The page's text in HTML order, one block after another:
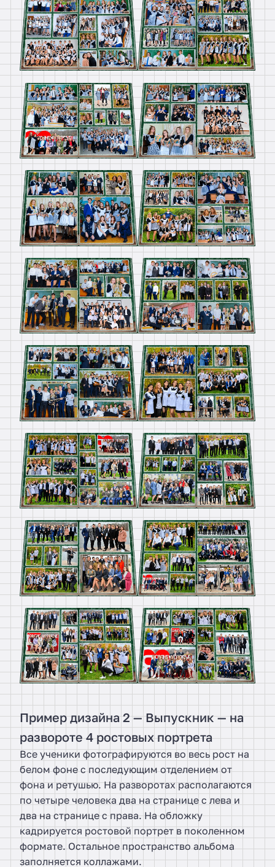
Пример дизайна 2 — Выпускник — на
развороте 4 ростовых портрета
Все ученики фотографируются во весь рост на
белом фоне с последующим отделением от
фона и ретушью. На разворотах располагаются
по четыре человека два на странице с лева и
два на странице с права. На обложку
кадрируется ростовой портрет в поколенном
формате. Остальное пространство альбома
заполняется коллажами.